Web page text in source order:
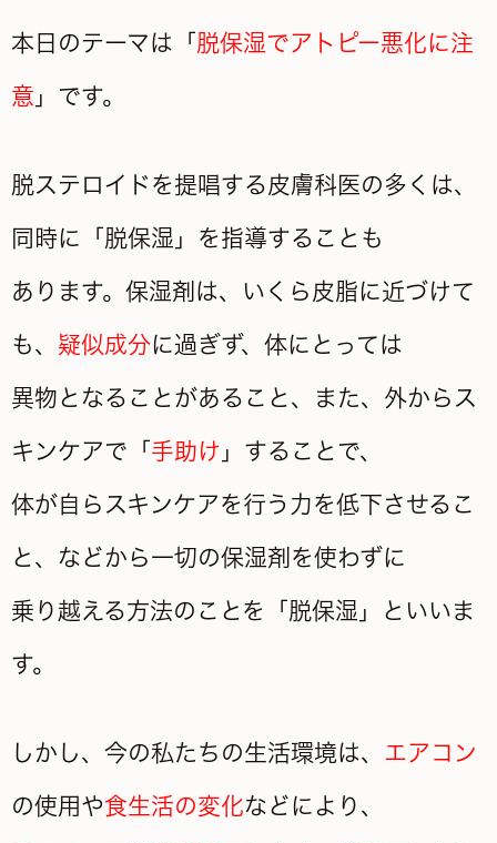
本日のテーマは「 脱保湿でアトピー悪化に注
意 」です。
脱ステロイドを提唱する皮膚科医の多くは、
同時に「脱保湿」を指導することも
あります。保湿剤は、いくら皮脂に近づけて
も、 疑似成分に過ぎず、体にとっては
異物となることがあること、また、外からス
キンケアで「 手助け 」することで、
体が自らスキンケアを行う力を低下させるこ
と、などから一切の保湿剤を使わずに
乗り越える方法のことを「脱保湿」といいま
す。
しかし、今の私たちの生活環境は、 エアコン
の使用や食生活の変化などにより、